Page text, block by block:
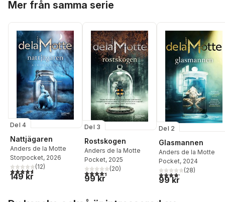
Mer från samma serie
Del 4
Nattjägaren
Anders de la Motte
Storpocket, 2026
4,6utav 5 stjärnor. Totalt antal röster:
(12)
149 kr
Del 3
Rostskogen
Anders de la Motte
Pocket, 2025
4,4utav 5 stjärnor. Totalt antal röster:
(20)
99 kr
Del 2
Glasmannen
Anders de la Motte
Pocket, 2024
4,2utav 5 stjärnor.
(28)
99 kr